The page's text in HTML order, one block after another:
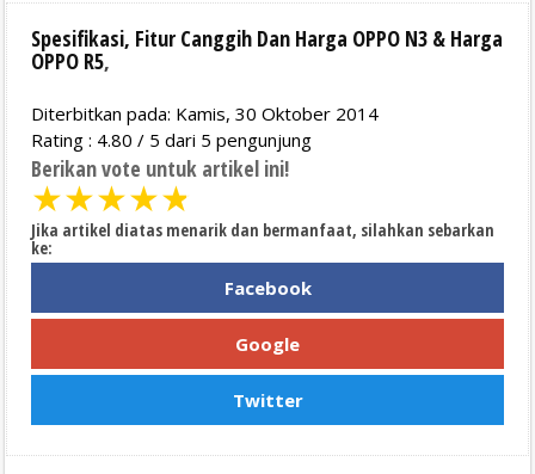
Spesifikasi, Fitur Canggih Dan Harga OPPO N3 & Harga
OPPO R5,
Diterbitkan pada: Kamis, 30 Oktober 2014
Rating : 4.80 / 5 dari 5 pengunjung
Berikan vote untuk artikel ini!
★★★★★
Jika artikel diatas menarik dan bermanfaat, silahkan sebarkan
ke:
Facebook
Google
Twitter